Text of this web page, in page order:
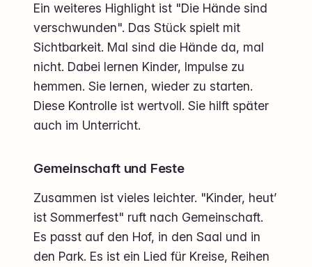
Ein weiteres Highlight ist "Die Hände sind
verschwunden". Das Stück spielt mit
Sichtbarkeit. Mal sind die Hände da, mal
nicht. Dabei lernen Kinder, Impulse zu
hemmen. Sie lernen, wieder zu starten.
Diese Kontrolle ist wertvoll. Sie hilft später
auch im Unterricht.
Gemeinschaft und Feste
Zusammen ist vieles leichter. "Kinder, heut’
ist Sommerfest" ruft nach Gemeinschaft.
Es passt auf den Hof, in den Saal und in
den Park. Es ist ein Lied für Kreise, Reihen